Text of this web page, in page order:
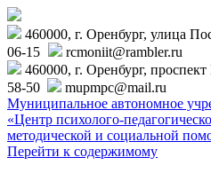
460000, г. Оренбург, улица
06-15
rcmoniit@rambler.ru
460000, г. Оренбург,
58-50
mupmpc@mail.ru
Муниципальное автономное
«Центр психолого-
методической и социальной
Перейти к содержимому